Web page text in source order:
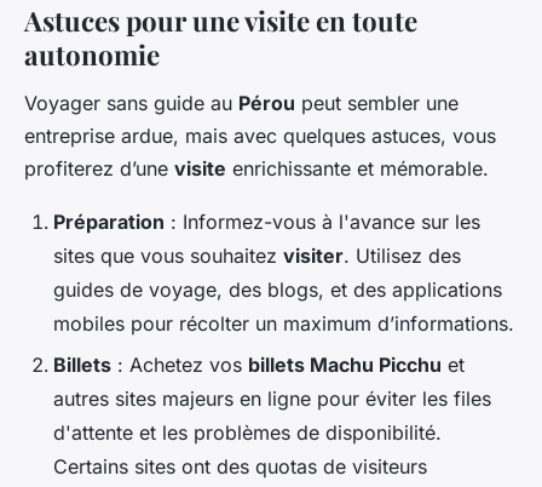
Astuces pour une visite en toute
autonomie
Voyager sans guide au Pérou peut sembler une
entreprise ardue, mais avec quelques astuces, vous
profiterez d’une visite enrichissante et mémorable.
Préparation : Informez-vous à l'avance sur les
sites que vous souhaitez visiter. Utilisez des
guides de voyage, des blogs, et des applications
mobiles pour récolter un maximum d’informations.
Billets : Achetez vos billets Machu Picchu et
autres sites majeurs en ligne pour éviter les files
d'attente et les problèmes de disponibilité.
Certains sites ont des quotas de visiteurs